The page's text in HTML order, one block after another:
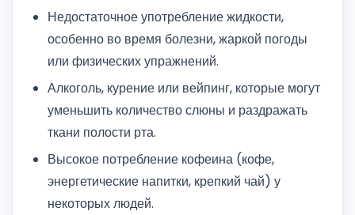
Недостаточное употребление жидкости,
особенно во время болезни, жаркой погоды
или физических упражнений.
Алкоголь, курение или вейпинг, которые могут
уменьшить количество слюны и раздражать
ткани полости рта.
Высокое потребление кофеина (кофе,
энергетические напитки, крепкий чай) у
некоторых людей.